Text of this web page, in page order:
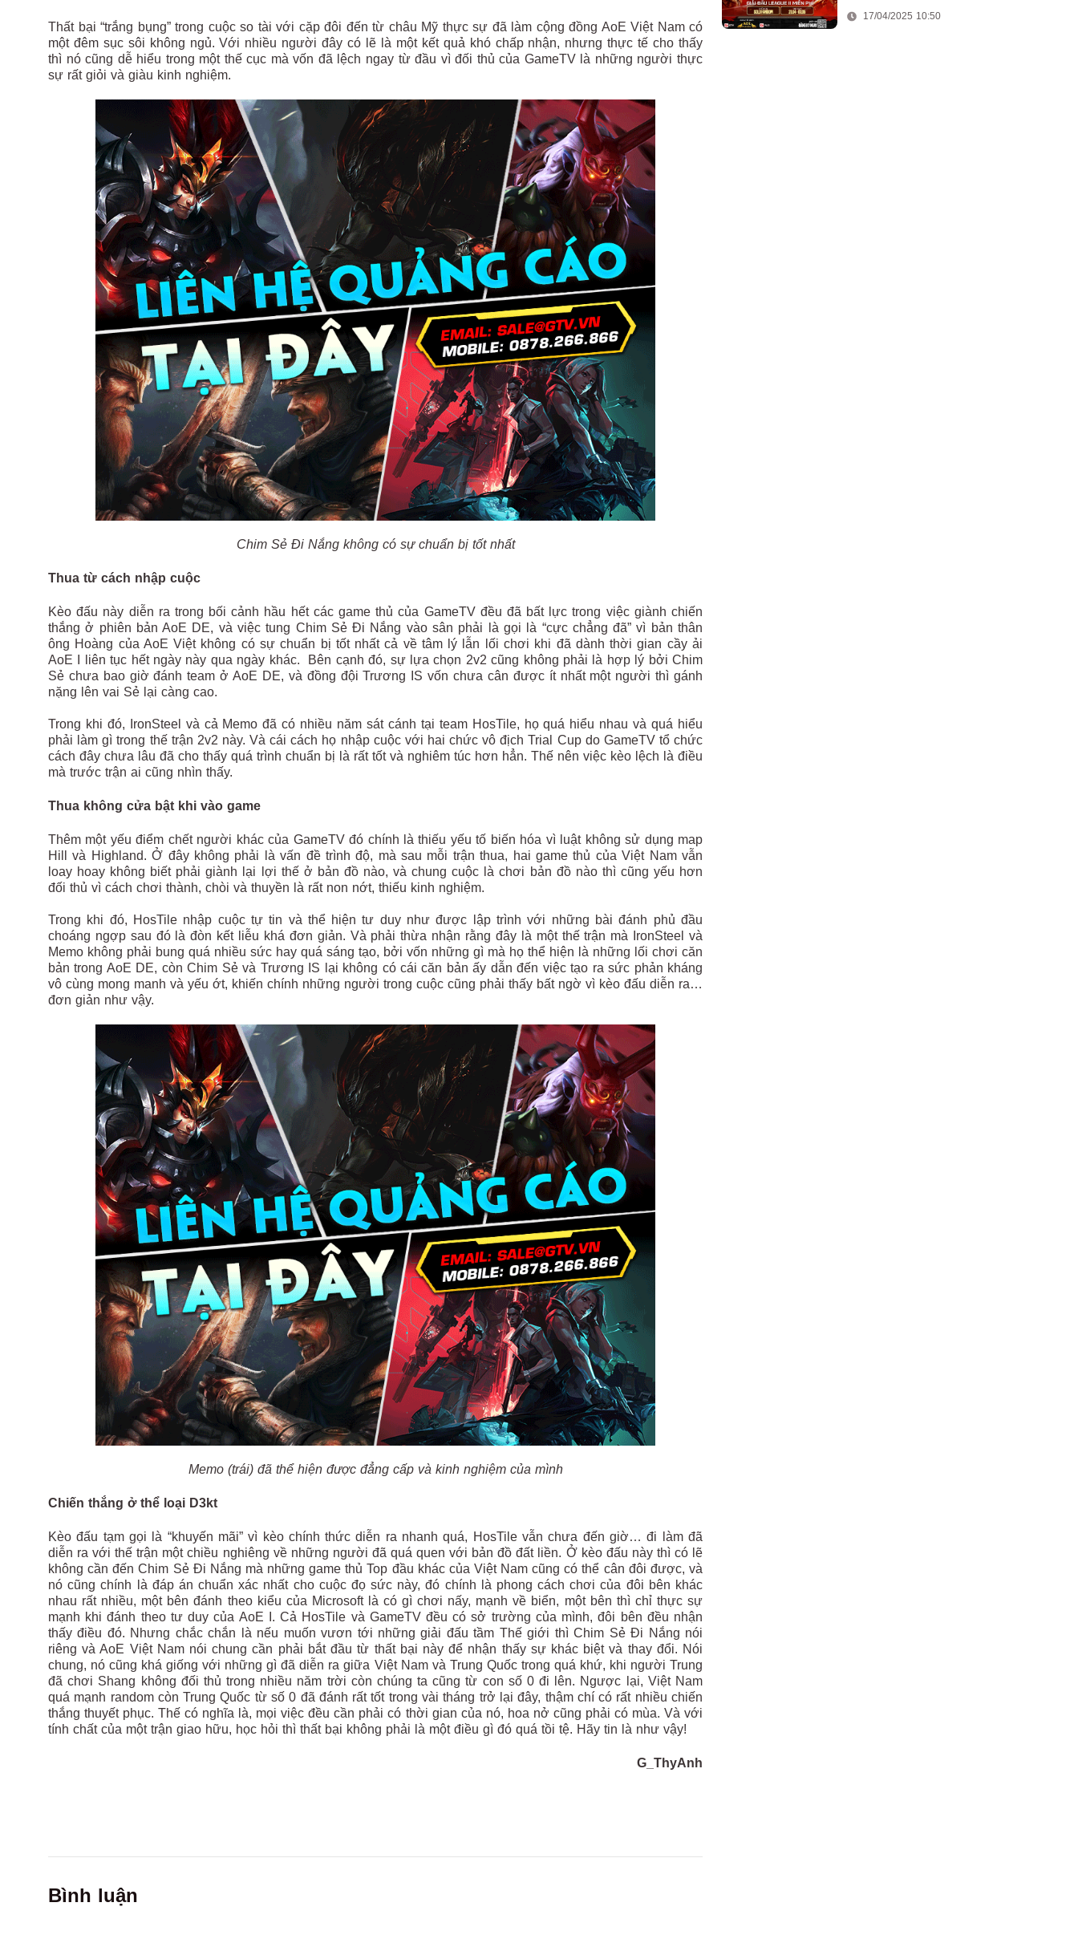
Thất bại “trắng bụng” trong cuộc so tài với cặp đôi đến từ châu Mỹ thực sự đã làm cộng đồng AoE Việt Nam có
một đêm sục sôi không ngủ. Với nhiều người đây có lẽ là một kết quả khó chấp nhận, nhưng thực tế cho thấy
thì nó cũng dễ hiểu trong một thế cục mà vốn đã lệch ngay từ đầu vì đối thủ của GameTV là những người thực
sự rất giỏi và giàu kinh nghiệm.
Chim Sẻ Đi Nắng không có sự chuẩn bị tốt nhất
Thua từ cách nhập cuộc
Kèo đấu này diễn ra trong bối cảnh hầu hết các game thủ của GameTV đều đã bất lực trong việc giành chiến
thắng ở phiên bản AoE DE, và việc tung Chim Sẻ Đi Nắng vào sân phải là gọi là “cực chẳng đã” vì bản thân
ông Hoàng của AoE Việt không có sự chuẩn bị tốt nhất cả về tâm lý lẫn lối chơi khi đã dành thời gian cầy ải
AoE I liên tục hết ngày này qua ngày khác. Bên cạnh đó, sự lựa chọn 2v2 cũng không phải là hợp lý bởi Chim
Sẻ chưa bao giờ đánh team ở AoE DE, và đồng đội Trương IS vốn chưa cân được ít nhất một người thì gánh
nặng lên vai Sẻ lại càng cao.
Trong khi đó, IronSteel và cả Memo đã có nhiều năm sát cánh tại team HosTile, họ quá hiểu nhau và quá hiểu
phải làm gì trong thế trận 2v2 này. Và cái cách họ nhập cuộc với hai chức vô địch Trial Cup do GameTV tổ chức
cách đây chưa lâu đã cho thấy quá trình chuẩn bị là rất tốt và nghiêm túc hơn hẳn. Thế nên việc kèo lệch là điều
mà trước trận ai cũng nhìn thấy.
Thua không cửa bật khi vào game
Thêm một yếu điểm chết người khác của GameTV đó chính là thiếu yếu tố biến hóa vì luật không sử dụng map
Hill và Highland. Ở đây không phải là vấn đề trình độ, mà sau mỗi trận thua, hai game thủ của Việt Nam vẫn
loay hoay không biết phải giành lại lợi thế ở bản đồ nào, và chung cuộc là chơi bản đồ nào thì cũng yếu hơn
đối thủ vì cách chơi thành, chòi và thuyền là rất non nớt, thiếu kinh nghiệm.
Trong khi đó, HosTile nhập cuộc tự tin và thể hiện tư duy như được lập trình với những bài đánh phủ đầu
choáng ngợp sau đó là đòn kết liễu khá đơn giản. Và phải thừa nhận rằng đây là một thế trận mà IronSteel và
Memo không phải bung quá nhiều sức hay quá sáng tạo, bởi vốn những gì mà họ thể hiện là những lối chơi căn
bản trong AoE DE, còn Chim Sẻ và Trương IS lại không có cái căn bản ấy dẫn đến việc tạo ra sức phản kháng
vô cùng mong manh và yếu ớt, khiến chính những người trong cuộc cũng phải thấy bất ngờ vì kèo đấu diễn ra…
đơn giản như vậy.
Memo (trái) đã thể hiện được đẳng cấp và kinh nghiệm của mình
Chiến thắng ở thể loại D3kt
Kèo đấu tạm gọi là “khuyến mãi” vì kèo chính thức diễn ra nhanh quá, HosTile vẫn chưa đến giờ… đi làm đã
diễn ra với thế trận một chiều nghiêng về những người đã quá quen với bản đồ đất liền. Ở kèo đấu này thì có lẽ
không cần đến Chim Sẻ Đi Nắng mà những game thủ Top đầu khác của Việt Nam cũng có thể cân đôi được, và
nó cũng chính là đáp án chuẩn xác nhất cho cuộc đọ sức này, đó chính là phong cách chơi của đôi bên khác
nhau rất nhiều, một bên đánh theo kiểu của Microsoft là có gì chơi nấy, mạnh về biển, một bên thì chỉ thực sự
mạnh khi đánh theo tư duy của AoE I. Cả HosTile và GameTV đều có sở trường của mình, đôi bên đều nhận
thấy điều đó. Nhưng chắc chắn là nếu muốn vươn tới những giải đấu tầm Thế giới thì Chim Sẻ Đi Nắng nói
riêng và AoE Việt Nam nói chung cần phải bắt đầu từ thất bại này để nhận thấy sự khác biệt và thay đổi. Nói
chung, nó cũng khá giống với những gì đã diễn ra giữa Việt Nam và Trung Quốc trong quá khứ, khi người Trung
đã chơi Shang không đối thủ trong nhiều năm trời còn chúng ta cũng từ con số 0 đi lên. Ngược lại, Việt Nam
quá mạnh random còn Trung Quốc từ số 0 đã đánh rất tốt trong vài tháng trở lại đây, thậm chí có rất nhiều chiến
thắng thuyết phục. Thế có nghĩa là, mọi việc đều cần phải có thời gian của nó, hoa nở cũng phải có mùa. Và với
tính chất của một trận giao hữu, học hỏi thì thất bại không phải là một điều gì đó quá tồi tệ. Hãy tin là như vậy!
G_ThyAnh
Bình luận
17/04/2025 10:50